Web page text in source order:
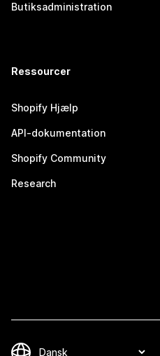
Butiksadministration
Ressourcer
Shopify Hjælp
API-dokumentation
Shopify Community
Research